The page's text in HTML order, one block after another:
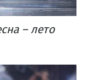
– лето